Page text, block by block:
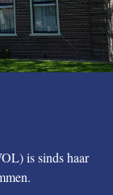
HULP
CONTACT
is sinds haar